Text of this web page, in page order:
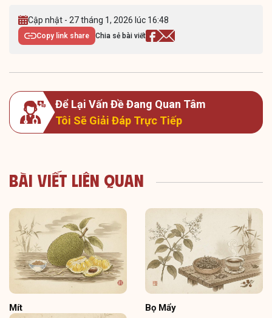
Cập nhật - 27 tháng 1, 2026 lúc 16:48
Copy link share Chia sẻ bài viết
Để Lại Vấn Đề Đang Quan Tâm
Tôi Sẽ Giải Đáp Trực Tiếp
Bài Viết Liên Quan
Mít Bọ Mẩy